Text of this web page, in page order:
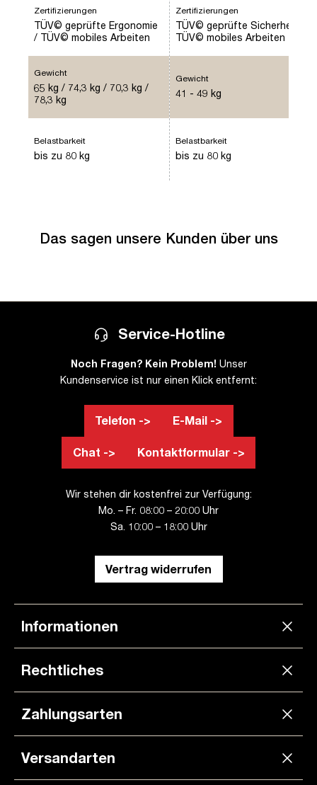
Zertifizierungen
TÜV© geprüfte Ergonomie
/ TÜV© mobiles Arbeiten
Gewicht
65 kg / 74,3 kg / 70,3 kg /
78,3 kg
Belastbarkeit
bis zu 80 kg
Zertifizierungen
TÜV© geprüfte Sicherheit /
TÜV© mobiles Arbeiten
Gewicht
41 - 49 kg
Belastbarkeit
bis zu 80 kg
Das sagen unsere Kunden über uns
Service-Hotline
Noch Fragen? Kein Problem! Unser
Kundenservice ist nur einen Klick entfernt:
Telefon -> E-Mail ->
Chat -> Kontaktformular ->
Wir stehen dir kostenfrei zur Verfügung:
Mo. – Fr. 08:00 – 20:00 Uhr
Sa. 10:00 – 18:00 Uhr
Vertrag widerrufen
Informationen
Rechtliches
Zahlungsarten
Versandarten